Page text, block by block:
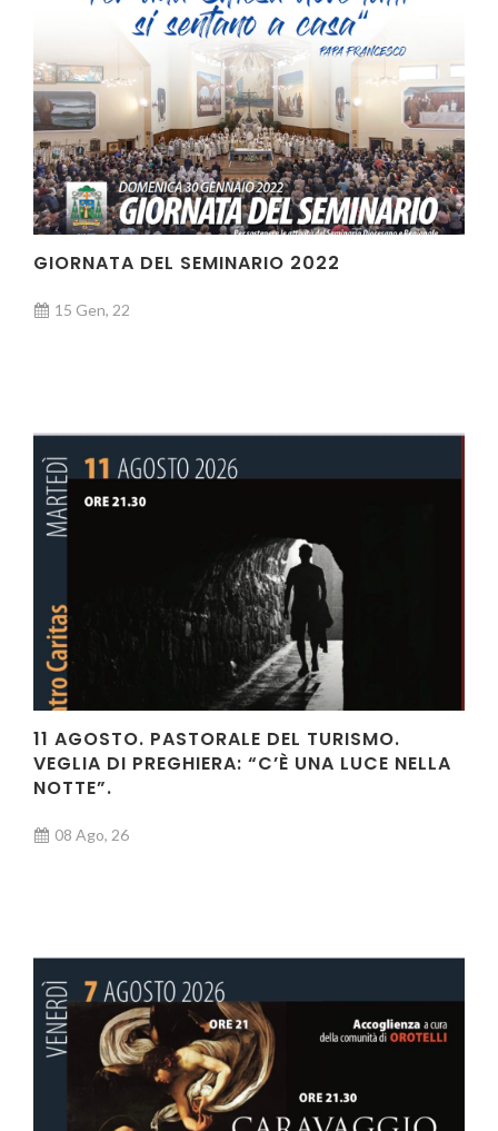
GIORNATA DEL SEMINARIO 2022
15 Gen, 22
11 AGOSTO. PASTORALE DEL TURISMO.
VEGLIA DI PREGHIERA: “C’È UNA LUCE NELLA
NOTTE”.
08 Ago, 26